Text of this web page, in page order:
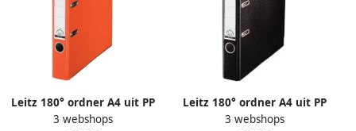
Leitz 180° ordner A4 uit PP
rug van 5 cm oranje
3 webshops
Leitz 180° ordner A4 uit PP
rug van 5 cm zwart
3 webshops